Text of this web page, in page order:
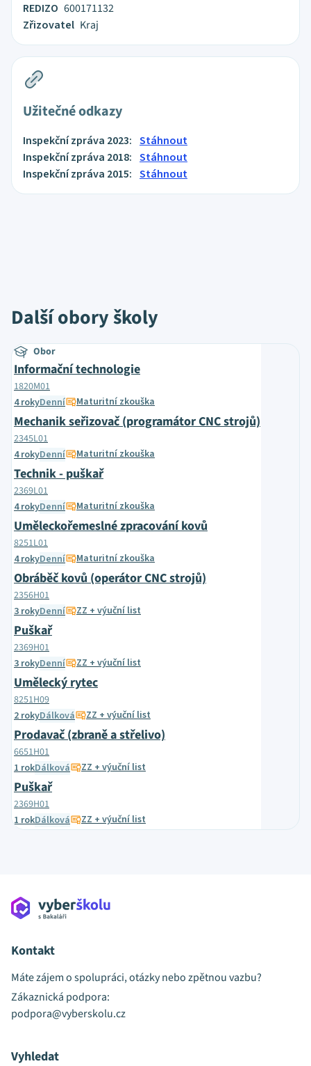
REDIZO 600171132
Zřizovatel Kraj
Užitečné odkazy
Inspekční zpráva 2023: Stáhnout
Inspekční zpráva 2018: Stáhnout
Inspekční zpráva 2015: Stáhnout
Další obory školy
Obor
Informační technologie
1820M01
4 rokyDenní Maturitní zkouška
Mechanik seřizovač (programátor CNC strojů)
2345L01
4 rokyDenní Maturitní zkouška
Technik - puškař
2369L01
4 rokyDenní Maturitní zkouška
Uměleckořemeslné zpracování kovů
8251L01
4 rokyDenní Maturitní zkouška
Obráběč kovů (operátor CNC strojů)
2356H01
3 rokyDenní ZZ + výuční list
Puškař
2369H01
3 rokyDenní ZZ + výuční list
Umělecký rytec
8251H09
2 rokyDálková ZZ + výuční list
Prodavač (zbraně a střelivo)
6651H01
1 rokDálková ZZ + výuční list
Puškař
2369H01
1 rokDálková ZZ + výuční list
Kontakt
Máte zájem o spolupráci, otázky nebo zpětnou vazbu?
Zákaznická podpora:
podpora@vyberskolu.cz
Vyhledat